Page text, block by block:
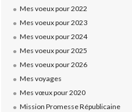
Mes voeux pour 2022
Mes voeux pour 2023
Mes voeux pour 2024
Mes voeux pour 2025
Mes voeux pour 2026
Mes voyages
Mes vœux pour 2020
Mission Promesse Républicaine